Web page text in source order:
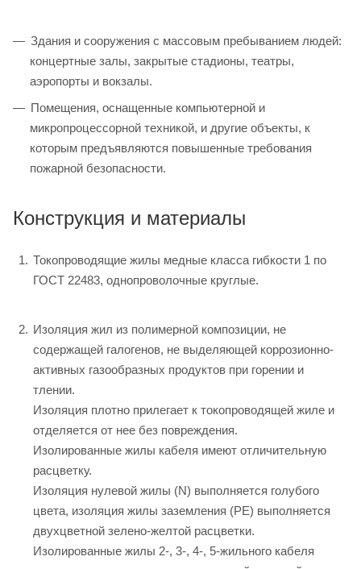
Здания и сооружения с массовым пребыванием людей:
концертные залы, закрытые стадионы, театры,
аэропорты и вокзалы.
Помещения, оснащенные компьютерной и
микропроцессорной техникой, и другие объекты, к
которым предъявляются повышенные требования
пожарной безопасности.
Конструкция и материалы
Токопроводящие жилы медные класса гибкости 1 по
ГОСТ 22483, однопроволочные круглые.
Изоляция жил из полимерной композиции, не
содержащей галогенов, не выделяющей коррозионно-
активных газообразных продуктов при горении и
тлении.
Изоляция плотно прилегает к токопроводящей жиле и
отделяется от нее без повреждения.
Изолированные жилы кабеля имеют отличительную
расцветку.
Изоляция нулевой жилы (N) выполняется голубого
цвета, изоляция жилы заземления (PE) выполняется
двухцветной зелено-желтой расцветки.
Изолированные жилы 2-, 3-, 4-, 5-жильного кабеля